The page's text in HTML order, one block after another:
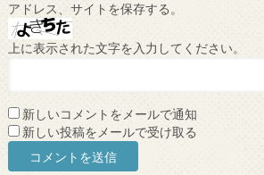
アドレス、サイトを保存する。
上に表示された文字を入力してください。
新しいコメントをメールで通知
新しい投稿をメールで受け取る